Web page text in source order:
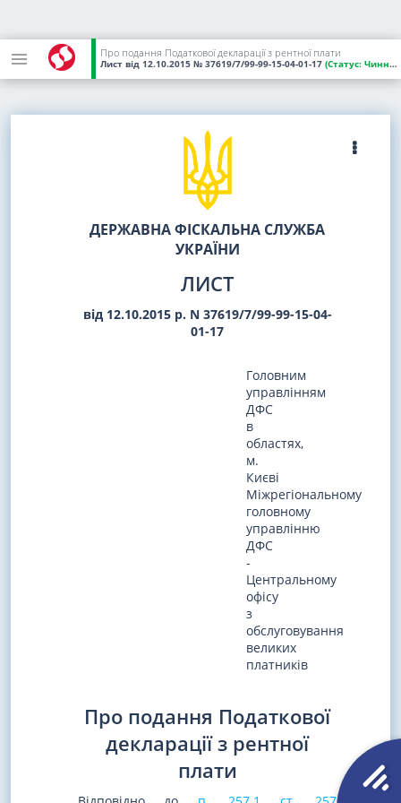
Про подання Податкової декларації з рентної плати
Лист від 12.10.2015 № 37619/7/99-99-15-04-01-17 (Статус: Чинний)
ДЕРЖАВНА ФІСКАЛЬНА СЛУЖБА
УКРАЇНИ
ЛИСТ
від 12.10.2015 р. N 37619/7/99-99-15-04-
01-17
Головним
управлінням
ДФС
в
областях,
м.
Києві
Міжрегіональному
головному
управлінню
ДФС
-
Центральному
офісу
з
обслуговування
великих
платників
Про подання Податкової
декларації з рентної
плати